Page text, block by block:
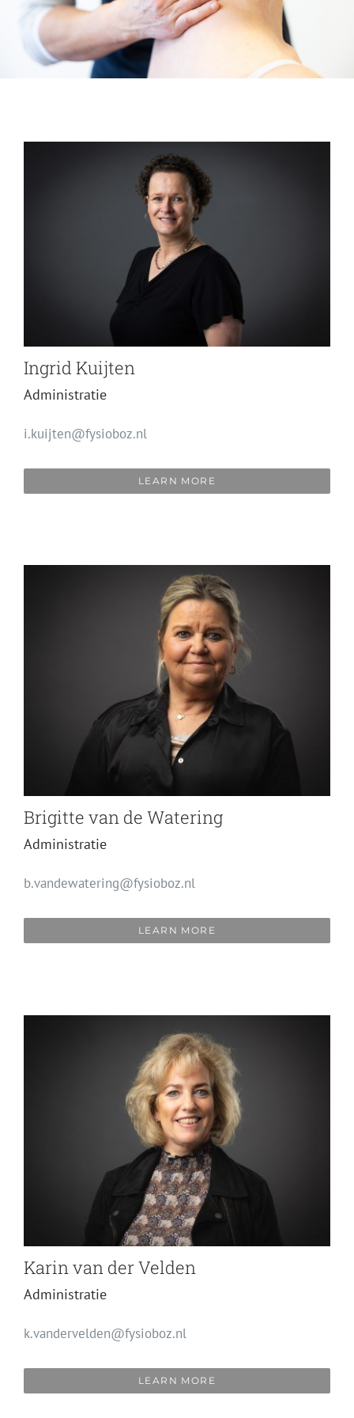
Nieuws
Contact
Ingrid Kuijten
Administratie
i.kuijten@fysioboz.nl
LEARN MORE
Brigitte van de Watering
Administratie
b.vandewatering@fysioboz.nl
LEARN MORE
Karin van der Velden
Administratie
k.vandervelden@fysioboz.nl
LEARN MORE